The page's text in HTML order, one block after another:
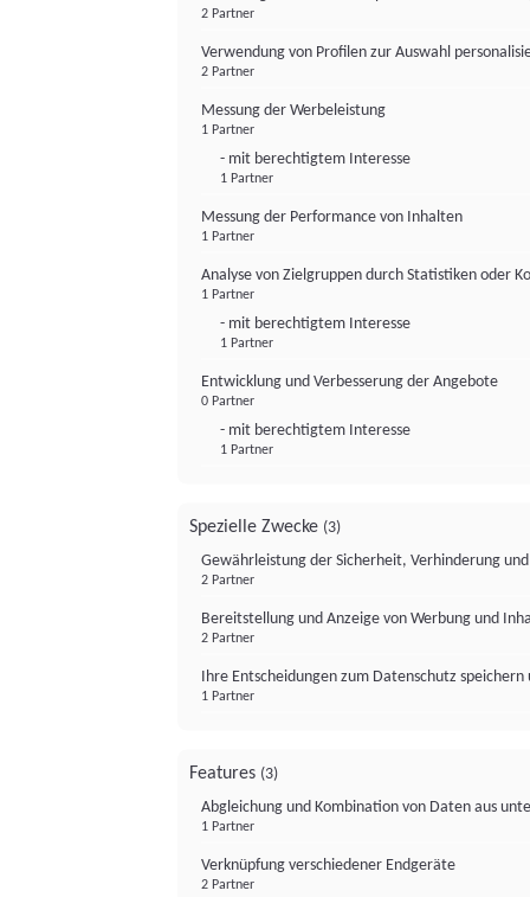
2 Partner
Verwendung von Profilen zur Auswahl
2 Partner
Messung der Werbeleistung
1 Partner
- mit berechtigtem Interesse
1 Partner
Messung der Performance von Inhalten
1 Partner
Analyse von Zielgruppen durch Statistiken oder
1 Partner
- mit berechtigtem Interesse
1 Partner
Entwicklung und Verbesserung der Angebote
0 Partner
- mit berechtigtem Interesse
1 Partner
Spezielle Zwecke (3)
Gewährleistung der Sicherheit, Verhinderung
2 Partner
Bereitstellung und Anzeige von Werbung und
2 Partner
Ihre Entscheidungen zum Datenschutz
1 Partner
Features (3)
Abgleichung und Kombination von Daten aus
1 Partner
Verknüpfung verschiedener Endgeräte
2 Partner